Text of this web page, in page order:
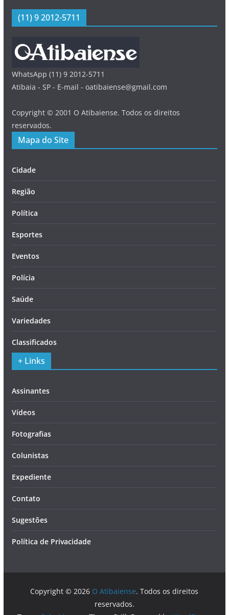
(11) 9 2012-5711
WhatsApp (11) 9 2012-5711
Atibaia - SP - E-mail - oatibaiense@gmail.com
Copyright © 2001 O Atibaiense. Todos os direitos
reservados.
Mapa do Site
Cidade
Região
Política
Esportes
Eventos
Polícia
Saúde
Variedades
Classificados
+ Links
Assinantes
Vídeos
Fotografias
Colunistas
Expediente
Contato
Sugestões
Política de Privacidade
Copyright © 2026 O Atibaiense. Todos os direitos
reservados.